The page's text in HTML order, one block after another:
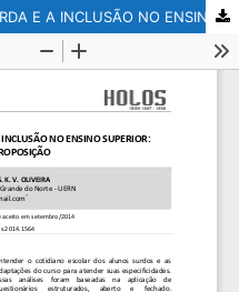
DIÁLOGO COM A CULTURA SURDA E A INCLUSÃO NO ENSINO SUPERIOR: AVALIAÇÃO E PROPOSIÇÃO